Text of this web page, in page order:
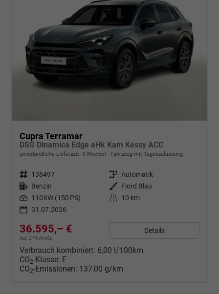
Cupra Terramar
DSG Dinamica Edge eHk Kam Kessy ACC
unverbindliche Lieferzeit: 3 Wochen Fahrzeug mit Tageszulassung
Fahrzeugnr. 136497 Getriebe Automatik
Kraftstoff Benzin Außenfarbe Fiord Blau
Leistung 110 kW (150 PS) Kilometerstand
10 km
31.07.2026
36.595,– €
incl. 21% MwSt.
Details
Verbrauch kombiniert: 6,00 l/100km
CO2-Klasse: E
CO2-Emissionen: 137,00 g/km